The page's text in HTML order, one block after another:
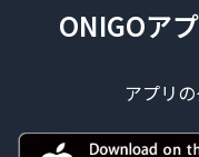
ONIGOア
アプリ